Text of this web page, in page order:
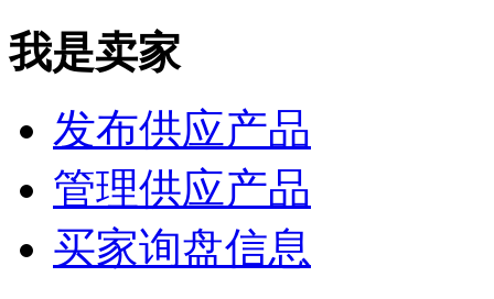
我是卖家
发布供应产品
管理供应产品
买家询盘信息